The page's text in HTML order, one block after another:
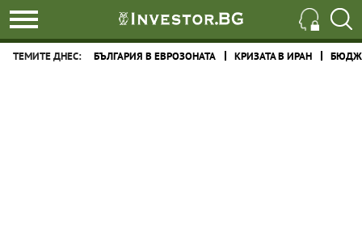
ТЕМИТЕ ДНЕС: БЪЛГАРИЯ В ЕВРОЗОНАТА КРИЗАТА В ИРАН